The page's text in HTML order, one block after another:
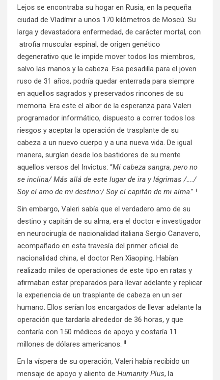
Lejos se encontraba su hogar en Rusia, en la pequeña
ciudad de Vladímir a unos 170 kilómetros de Moscú. Su
larga y devastadora enfermedad, de carácter mortal, con
atrofia muscular espinal, de origen genético
degenerativo que le impide mover todos los miembros,
salvo las manos y la cabeza. Esa pesadilla para el joven
ruso de 31 años, podría quedar enterrada para siempre
en aquellos sagrados y preservados rincones de su
memoria. Era este el albor de la esperanza para Valeri
programador informático, dispuesto a correr todos los
riesgos y aceptar la operación de trasplante de su
cabeza a un nuevo cuerpo y a una nueva vida. De igual
manera, surgían desde los bastidores de su mente
aquellos versos del Invictus: “Mi cabeza sangra, pero no
se inclina/Más allá de este lugar de ira y lágrimas /…./
Soy el amo de mi destino:/ Soy el capitán de mi alma.” i
Sin embargo, Valeri sabía que el verdadero amo de su
destino y capitán de su alma, era el doctor e investigador
en neurocirugía de nacionalidad italiana Sergio Canavero,
acompañado en esta travesía del primer oficial de
nacionalidad china, el doctor Ren Xiaoping. Habían
realizado miles de operaciones de este tipo en ratas y
afirmaban estar preparados para llevar adelante y replicar
la experiencia de un trasplante de cabeza en un ser
humano. Ellos serían los encargados de llevar adelante la
operación que tardaría alrededor de 36 horas, y que
contaría con 150 médicos de apoyo y costaría 11
millones de dólares americanos. ii
En la víspera de su operación, Valeri había recibido un
mensaje de apoyo y aliento de Humanity Plus, la